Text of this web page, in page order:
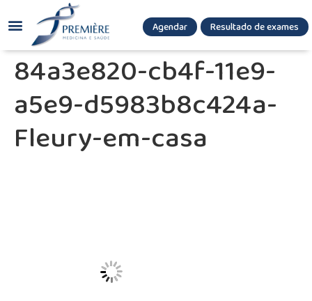
Agendar Resultado de exames
84a3e820-cb4f-11e9-
a5e9-d5983b8c424a-
Fleury-em-casa